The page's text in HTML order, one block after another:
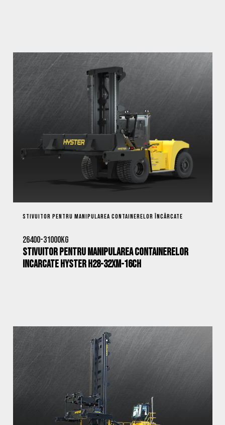
STIVUITOR PENTRU MANIPULAREA CONTAINERELOR ÎNCĂRCATE
26400-31000kg
Stivuitor pentru Manipularea Containerelor
Incarcate Hyster H28-32XM-16CH